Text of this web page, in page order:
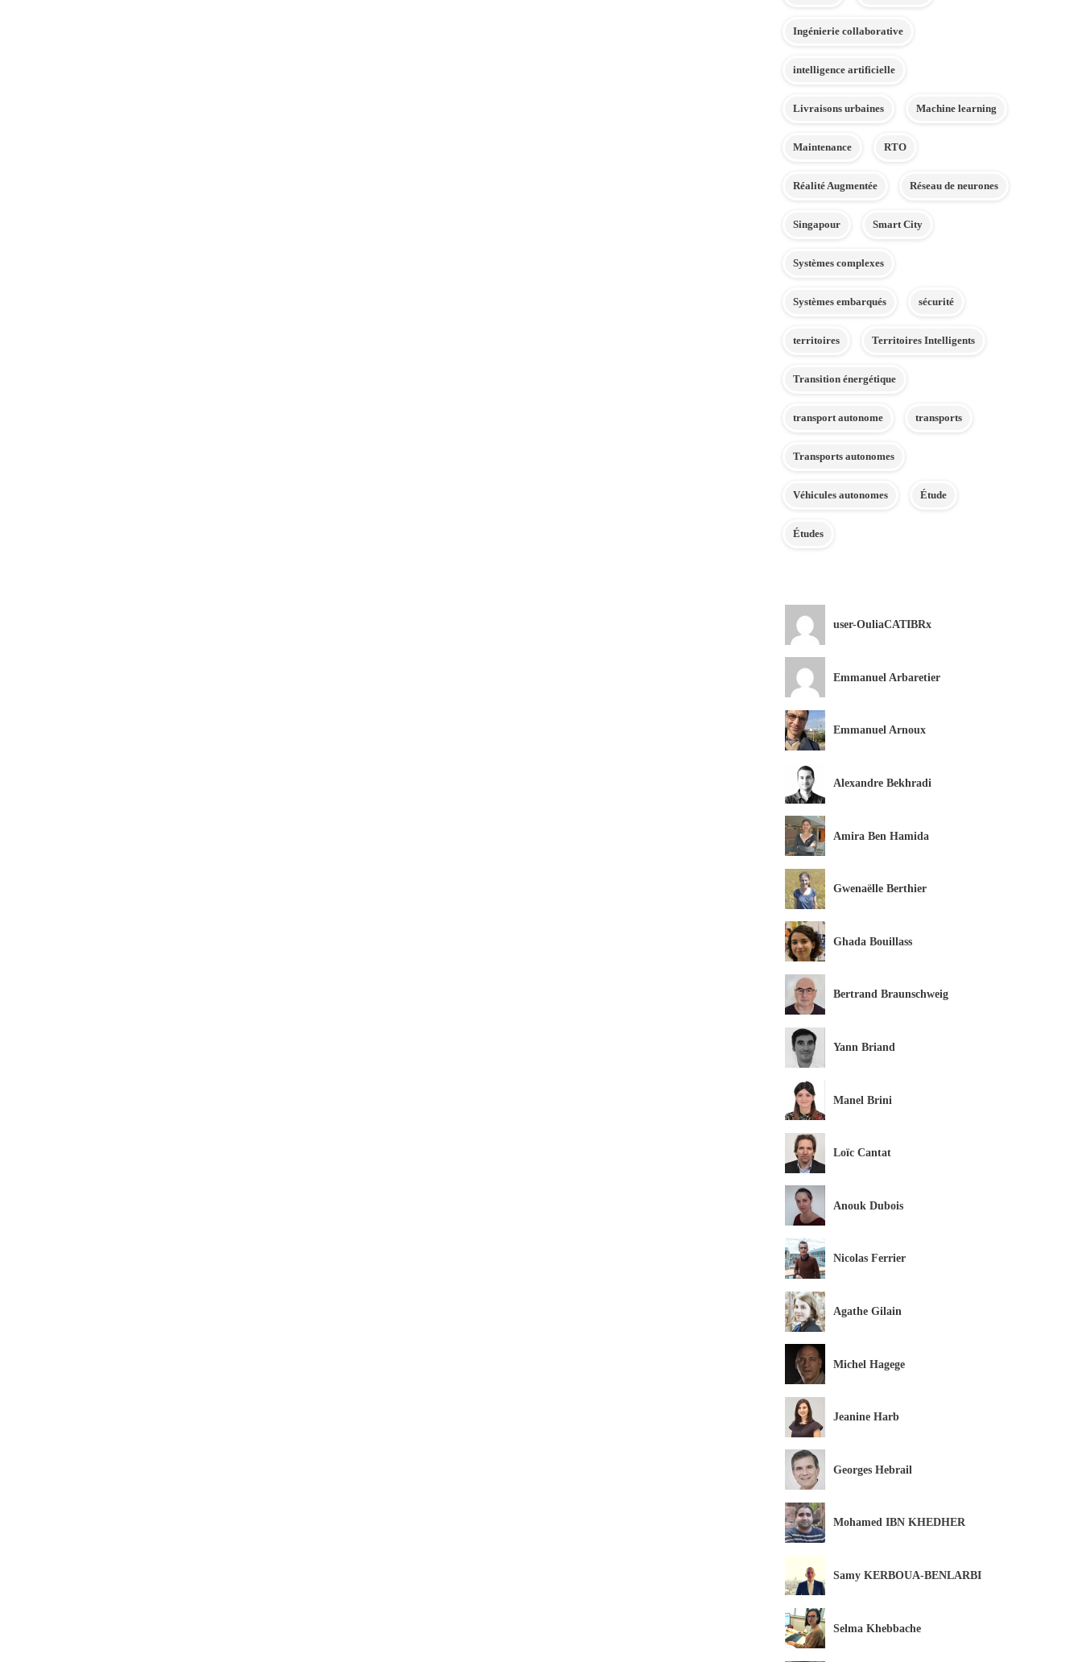
Ingénierie collaborative
intelligence artificielle
Livraisons urbaines Machine learning
Maintenance RTO
Réalité Augmentée Réseau de neurones
Singapour Smart City
Systèmes complexes
Systèmes embarqués sécurité
territoires Territoires Intelligents
Transition énergétique
transport autonome transports
Transports autonomes
Véhicules autonomes Étude
Études
user-OuliaCATIBRx
Emmanuel Arbaretier
Emmanuel Arnoux
Alexandre Bekhradi
Amira Ben Hamida
Gwenaëlle Berthier
Ghada Bouillass
Bertrand Braunschweig
Yann Briand
Manel Brini
Loïc Cantat
Anouk Dubois
Nicolas Ferrier
Agathe Gilain
Michel Hagege
Jeanine Harb
Georges Hebrail
Mohamed IBN KHEDHER
Samy KERBOUA-BENLARBI
Selma Khebbache